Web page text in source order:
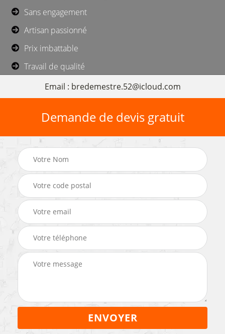
Sans engagement
Artisan passionné
Prix imbattable
Travail de qualité
Email : bredemestre.52@icloud.com
Demande de devis gratuit